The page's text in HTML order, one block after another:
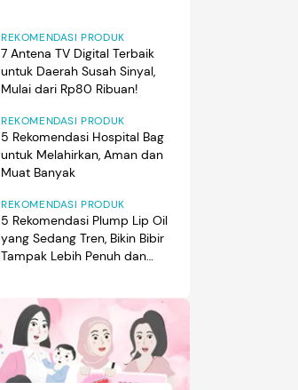
REKOMENDASI PRODUK
7 Antena TV Digital Terbaik
untuk Daerah Susah Sinyal,
Mulai dari Rp80 Ribuan!
REKOMENDASI PRODUK
5 Rekomendasi Hospital Bag
untuk Melahirkan, Aman dan
Muat Banyak
REKOMENDASI PRODUK
5 Rekomendasi Plump Lip Oil
yang Sedang Tren, Bikin Bibir
Tampak Lebih Penuh dan